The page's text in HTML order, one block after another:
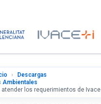
Descargas
Ambientales
atender los requerimientos de Ivace